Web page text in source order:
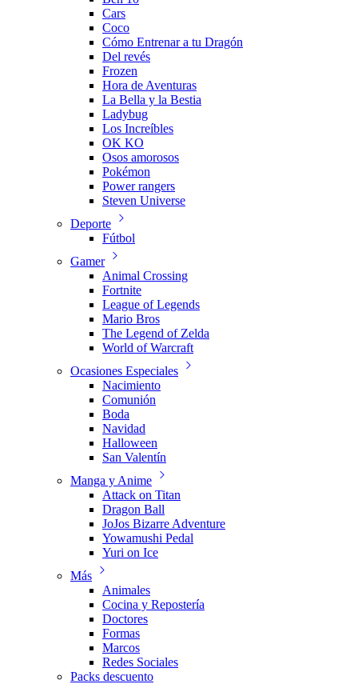
Cars
Coco
Cómo Entrenar a tu Dragón
Del revés
Frozen
Hora de Aventuras
La Bella y la Bestia
Ladybug
Los Increíbles
OK KO
Osos amorosos
Pokémon
Power rangers
Steven Universe
Deporte
Fútbol
Gamer
Animal Crossing
Fortnite
League of Legends
Mario Bros
The Legend of Zelda
World of Warcraft
Ocasiones Especiales
Nacimiento
Comunión
Boda
Navidad
Halloween
San Valentín
Manga y Anime
Attack on Titan
Dragon Ball
JoJos Bizarre Adventure
Yowamushi Pedal
Yuri on Ice
Más
Animales
Cocina y Repostería
Doctores
Formas
Marcos
Redes Sociales
Packs descuento